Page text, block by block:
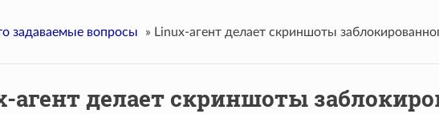
задаваемые вопросы » Linux-агент делает скриншоты
агент делает скриншоты